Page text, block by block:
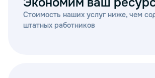
Стоимость наших услуг ниже, чем
штатных работников